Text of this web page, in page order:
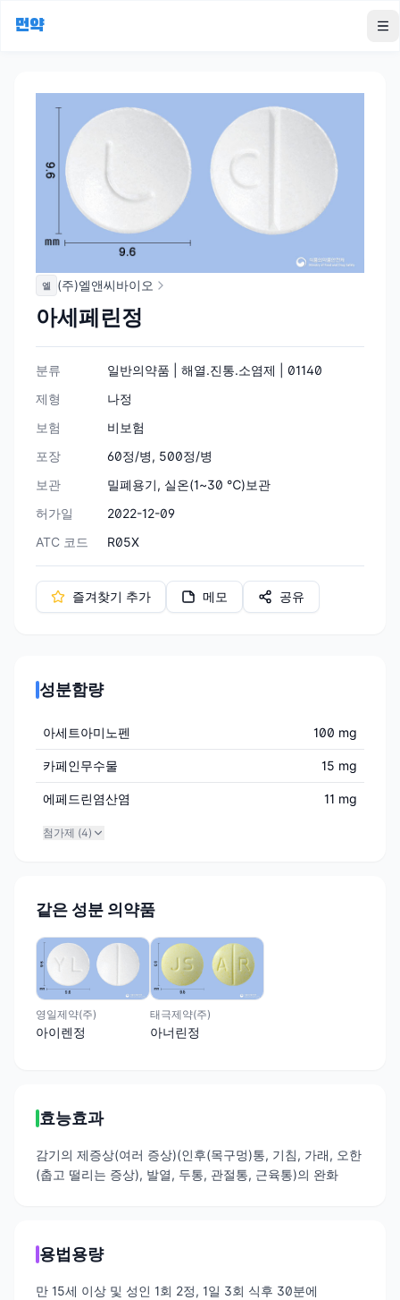
먼약
엘 (주)엘앤씨바이오
아세페린정
분류
일반의약품 | 해열.진통.소염제 | 01140
제형
나정
보험
비보험
포장
60정/병, 500정/병
보관
밀폐용기, 실온(1~30 ℃)보관
허가일
2022-12-09
ATC 코드
R05X
즐겨찾기 추가 메모 공유
성분함량
아세트아미노펜 100 mg
카페인무수물 15 mg
에페드린염산염 11 mg
첨가제 (4)
같은 성분 의약품
영일제약(주)
아이렌정
태극제약(주)
아너린정
효능효과
감기의 제증상(여러 증상)(인후(목구멍)통, 기침, 가래, 오한
(춥고 떨리는 증상), 발열, 두통, 관절통, 근육통)의 완화
용법용량
만 15세 이상 및 성인 1회 2정, 1일 3회 식후 30분에